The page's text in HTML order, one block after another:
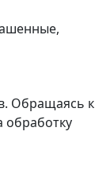
Обращаясь к
обработку